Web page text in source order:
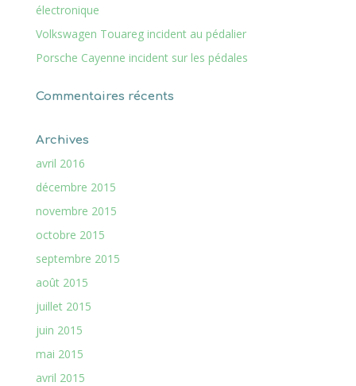
électronique
Volkswagen Touareg incident au pédalier
Porsche Cayenne incident sur les pédales
Commentaires récents
Archives
avril 2016
décembre 2015
novembre 2015
octobre 2015
septembre 2015
août 2015
juillet 2015
juin 2015
mai 2015
avril 2015